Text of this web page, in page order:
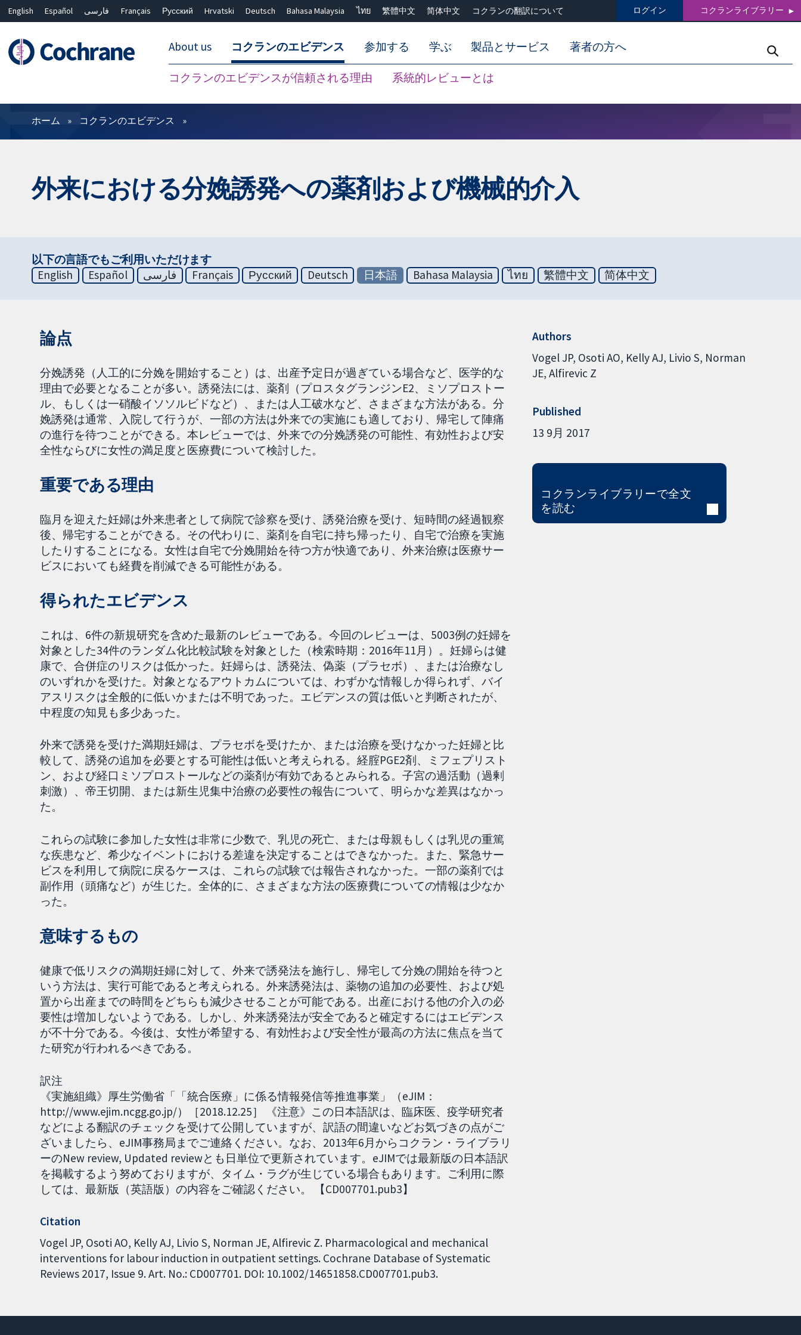
English Español فارسی Français Русский Hrvatski Deutsch Bahasa Malaysia ไทย 繁體中文 简体中文 コクランの翻訳について ログイン コクランライブラリー
About us コクランのエビデンス
コクランのエビデンスが信頼される理由 系統的レビューとは
参加する 学ぶ 製品とサービス 著者の方へ
フィルター
ホーム コクランのエビデンス
外来における分娩誘発への薬剤および機械的介入
以下の言語でもご利用いただけます
English
Español فارسی Français Русский Deutsch 日本語 Bahasa Malaysia ไทย 繁體中文 简体中文
論点
分娩誘発（人工的に分娩を開始すること）は、出産予定日が過ぎている場合など、医学的な
理由で必要となることが多い。誘発法には、薬剤（プロスタグランジンE2、ミソプロストー
ル、もしくは一硝酸イソソルビドなど）、または人工破水など、さまざまな方法がある。分
娩誘発は通常、入院して行うが、一部の方法は外来での実施にも適しており、帰宅して陣痛
の進行を待つことができる。本レビューでは、外来での分娩誘発の可能性、有効性および安
全性ならびに女性の満足度と医療費について検討した。
重要である理由
臨月を迎えた妊婦は外来患者として病院で診察を受け、誘発治療を受け、短時間の経過観察
後、帰宅することができる。その代わりに、薬剤を自宅に持ち帰ったり、自宅で治療を実施
したりすることになる。女性は自宅で分娩開始を待つ方が快適であり、外来治療は医療サー
ビスにおいても経費を削減できる可能性がある。
得られたエビデンス
これは、6件の新規研究を含めた最新のレビューである。今回のレビューは、5003例の妊婦を
対象とした34件のランダム化比較試験を対象とした（検索時期：2016年11月）。妊婦らは健
康で、合併症のリスクは低かった。妊婦らは、誘発法、偽薬（プラセボ）、または治療なし
のいずれかを受けた。対象となるアウトカムについては、わずかな情報しか得られず、バイ
アスリスクは全般的に低いかまたは不明であった。エビデンスの質は低いと判断されたが、
中程度の知見も多少あった。
外来で誘発を受けた満期妊婦は、プラセボを受けたか、または治療を受けなかった妊婦と比
較して、誘発の追加を必要とする可能性は低いと考えられる。経腟PGE2剤、ミフェプリスト
ン、および経口ミソプロストールなどの薬剤が有効であるとみられる。子宮の過活動（過剰
刺激）、帝王切開、または新生児集中治療の必要性の報告について、明らかな差異はなかっ
た。
これらの試験に参加した女性は非常に少数で、乳児の死亡、または母親もしくは乳児の重篤
な疾患など、希少なイベントにおける差違を決定することはできなかった。また、緊急サー
ビスを利用して病院に戻るケースは、これらの試験では報告されなかった。一部の薬剤では
副作用（頭痛など）が生じた。全体的に、さまざまな方法の医療費についての情報は少なか
った。
意味するもの
健康で低リスクの満期妊婦に対して、外来で誘発法を施行し、帰宅して分娩の開始を待つと
いう方法は、実行可能であると考えられる。外来誘発法は、薬物の追加の必要性、および処
置から出産までの時間をどちらも減少させることが可能である。出産における他の介入の必
要性は増加しないようである。しかし、外来誘発法が安全であると確定するにはエビデンス
が不十分である。今後は、女性が希望する、有効性および安全性が最高の方法に焦点を当て
た研究が行われるべきである。
訳注
《実施組織》厚生労働省「「統合医療」に係る情報発信等推進事業」（eJIM：
http://www.ejim.ncgg.go.jp/）［2018.12.25］ 《注意》この日本語訳は、臨床医、疫学研究者
などによる翻訳のチェックを受けて公開していますが、訳語の間違いなどお気づきの点がご
ざいましたら、eJIM事務局までご連絡ください。なお、2013年6月からコクラン・ライブラリ
ーのNew review, Updated reviewとも日単位で更新されています。eJIMでは最新版の日本語訳
を掲載するよう努めておりますが、タイム・ラグが生じている場合もあります。ご利用に際
しては、最新版（英語版）の内容をご確認ください。 【CD007701.pub3】
Citation
Vogel JP, Osoti AO, Kelly AJ, Livio S, Norman JE, Alfirevic Z. Pharmacological and mechanical
interventions for labour induction in outpatient settings. Cochrane Database of Systematic
Reviews 2017, Issue 9. Art. No.: CD007701. DOI: 10.1002/14651858.CD007701.pub3.
Authors
Vogel JP Osoti AO Kelly AJ Livio S Norman
JE Alfirevic Z
Published
13 9月 2017
コクランライブラリーで全文
を読む